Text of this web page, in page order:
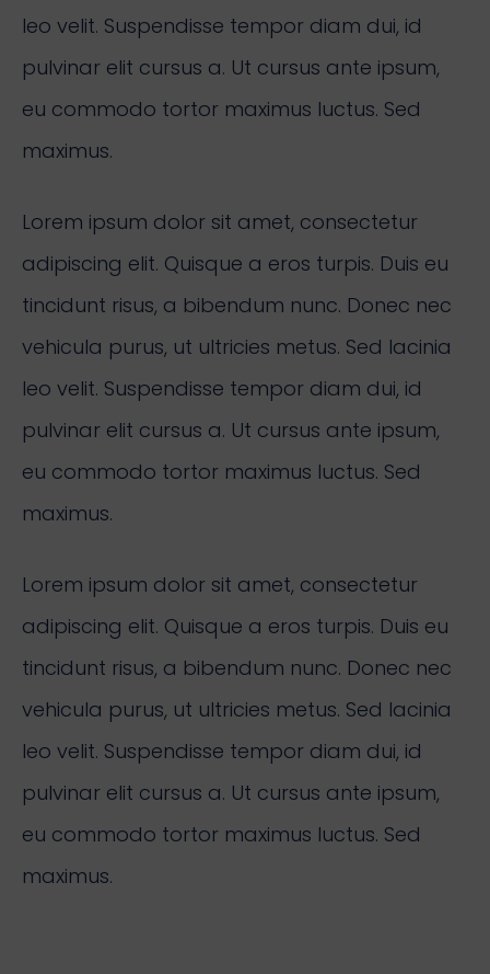
leo velit. Suspendisse tempor diam dui, id
pulvinar elit cursus a. Ut cursus ante ipsum,
eu commodo tortor maximus luctus. Sed
maximus.
Lorem ipsum dolor sit amet, consectetur
adipiscing elit. Quisque a eros turpis. Duis eu
tincidunt risus, a bibendum nunc. Donec nec
vehicula purus, ut ultricies metus. Sed lacinia
leo velit. Suspendisse tempor diam dui, id
pulvinar elit cursus a. Ut cursus ante ipsum,
eu commodo tortor maximus luctus. Sed
maximus.
Lorem ipsum dolor sit amet, consectetur
adipiscing elit. Quisque a eros turpis. Duis eu
tincidunt risus, a bibendum nunc. Donec nec
vehicula purus, ut ultricies metus. Sed lacinia
leo velit. Suspendisse tempor diam dui, id
pulvinar elit cursus a. Ut cursus ante ipsum,
eu commodo tortor maximus luctus. Sed
maximus.